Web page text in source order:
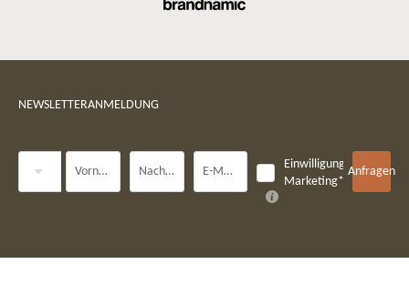
NEWSLETTERANMELDUNG
Vorname Nachname* E-Mail*
Einwilligung
Marketing*
Anfragen